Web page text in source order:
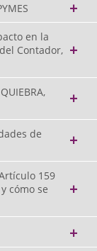
en la
Contador,
de
159
cómo se